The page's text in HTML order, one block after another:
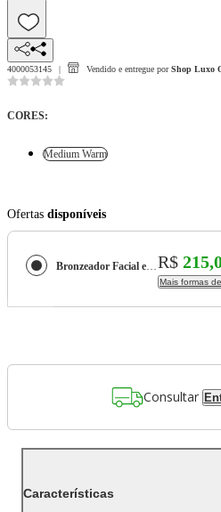
4000053145 Vendido e entregue por Shop Luxo
CORES:
Medium Warm
Ofertas disponíveis
Bronzeador Facial em Pó Pupa Wonder MeR$
Mais formas
Consultar
Características